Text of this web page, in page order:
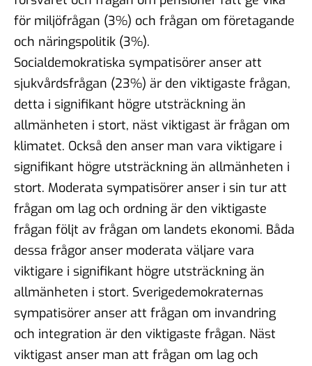
för miljöfrågan (3%) och frågan om företagande
och näringspolitik (3%).
Socialdemokratiska sympatisörer anser att
sjukvårdsfrågan (23%) är den viktigaste frågan,
detta i signifikant högre utsträckning än
allmänheten i stort, näst viktigast är frågan om
klimatet. Också den anser man vara viktigare i
signifikant högre utsträckning än allmänheten i
stort. Moderata sympatisörer anser i sin tur att
frågan om lag och ordning är den viktigaste
frågan följt av frågan om landets ekonomi. Båda
dessa frågor anser moderata väljare vara
viktigare i signifikant högre utsträckning än
allmänheten i stort. Sverigedemokraternas
sympatisörer anser att frågan om invandring
och integration är den viktigaste frågan. Näst
viktigast anser man att frågan om lag och